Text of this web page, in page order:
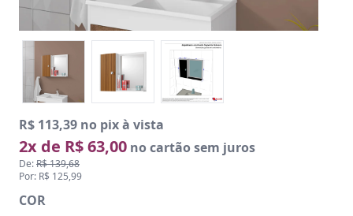
R$ 113,39 no pix à vista
2x de R$ 63,00 no cartão sem juros
De:R$ 139,68
Por: R$ 125,99
COR